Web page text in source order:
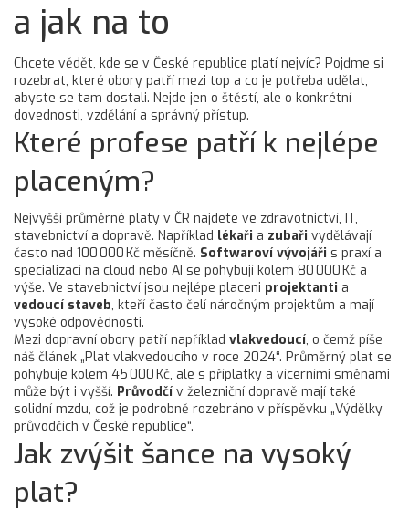
a jak na to
Chcete vědět, kde se v České republice platí nejvíc? Pojďme si
rozebrat, které obory patří mezi top a co je potřeba udělat,
abyste se tam dostali. Nejde jen o štěstí, ale o konkrétní
dovednosti, vzdělání a správný přístup.
Které profese patří k nejlépe
placeným?
Nejvyšší průměrné platy v ČR najdete ve zdravotnictví, IT,
stavebnictví a dopravě. Například lékaři a zubaři vydělávají
často nad 100 000 Kč měsíčně. Softwaroví vývojáři s praxí a
specializací na cloud nebo AI se pohybují kolem 80 000 Kč a
výše. Ve stavebnictví jsou nejlépe placeni projektanti a
vedoucí staveb, kteří často čelí náročným projektům a mají
vysoké odpovědnosti.
Mezi dopravní obory patří například vlakvedoucí, o čemž píše
náš článek „Plat vlakvedoucího v roce 2024“. Průměrný plat se
pohybuje kolem 45 000 Kč, ale s příplatky a vícerními směnami
může být i vyšší. Průvodčí v železniční dopravě mají také
solidní mzdu, což je podrobně rozebráno v příspěvku „Výdělky
průvodčích v České republice“.
Jak zvýšit šance na vysoký
plat?